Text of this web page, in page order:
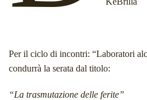
Per il ciclo di incontri: “Laboratori
condurrà la serata dal titolo:
“La trasmutazione delle ferite”